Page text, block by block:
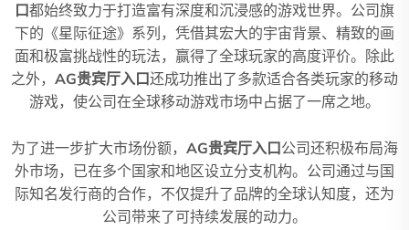
口都始终致力于打造富有深度和沉浸感的游戏世界。公司旗
下的《星际征途》系列，凭借其宏大的宇宙背景、精致的画
面和极富挑战性的玩法，赢得了全球玩家的高度评价。除此
之外， AG贵宾厅入口还成功推出了多款适合各类玩家的移动
游戏，使公司在全球移动游戏市场中占据了一席之地。
为了进一步扩大市场份额， AG贵宾厅入口公司还积极布局海
外市场，已在多个国家和地区设立分支机构。公司通过与国
际知名发行商的合作，不仅提升了品牌的全球认知度，还为
公司带来了可持续发展的动力。